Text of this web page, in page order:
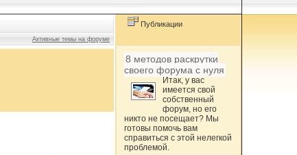
Активные темы на форуме
Публикации
8 методов раскрутки
своего форума с нуля
Итак, у вас
имеется свой
собственный
форум, но его
никто не посещает? Мы
готовы помочь вам
справиться с этой нелегкой
проблемой.